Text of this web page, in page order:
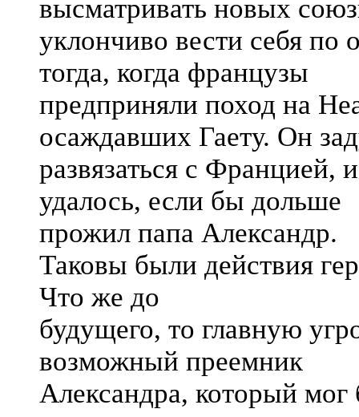
высматривать новых
уклончиво вести себя
тогда, когда французы
предприняли поход на
осаждавших Гаету. Он
развязаться с Францией,
удалось, если бы дольше
прожил папа Александр.
Таковы были действия
Что же до
будущего, то главную
возможный преемник
Александра, который мог